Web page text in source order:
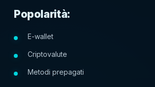
Popolarità:
E-wallet
Criptovalute
Metodi prepagati